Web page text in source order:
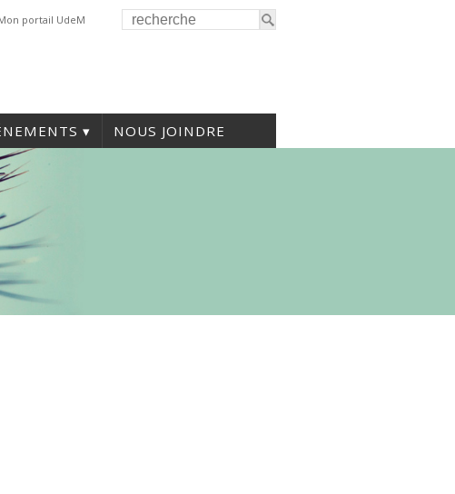
portail UdeM
NOUS JOINDRE